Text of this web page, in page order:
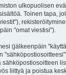
ulkopuolisen
Toinen tapa,
"omat viestisi").
(jälkeenpäin
liittyä ja poistua